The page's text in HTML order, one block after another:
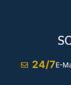
24/7E-